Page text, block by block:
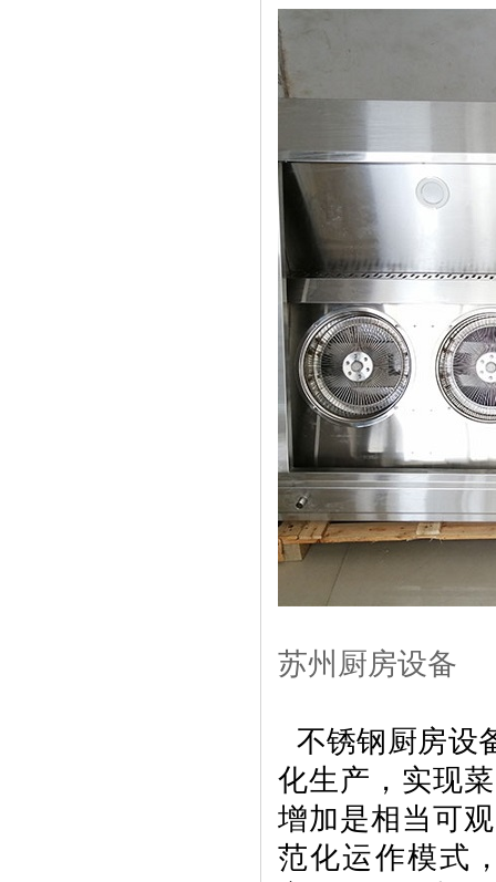
苏州厨房设备
不锈钢厨房设
化生产，实现
增加是相当可
范化运作模式